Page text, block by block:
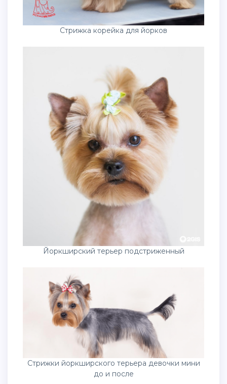
Стрижка корейка для йорков
Йоркширский терьер подстриженный
Стрижки йоркширского терьера девочки мини
до и после